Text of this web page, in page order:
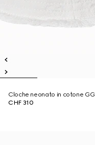
Cloche neonato in cotone GG
CHF 310